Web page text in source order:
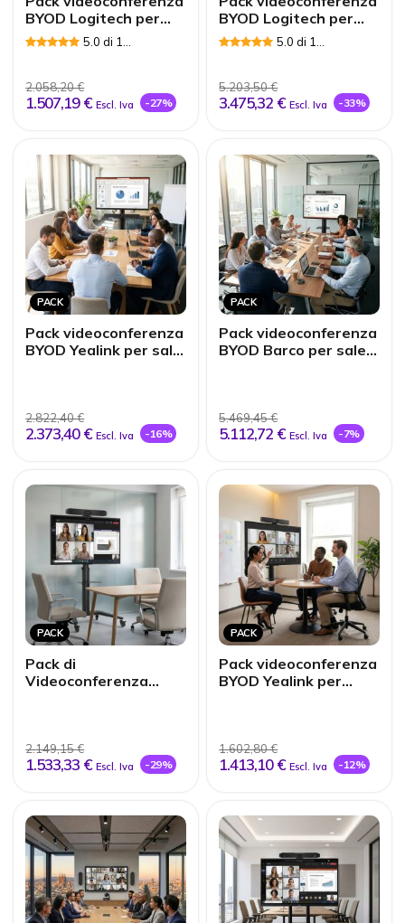
BYOD Logitech per
huddle room
5.0 di 1
2.058,20 €
1.507,19 € Escl. Iva -27%
BYOD Logitech per
sale di medie
dimensioni
5.0 di 1
5.203,50 €
3.475,32 € Escl. Iva -33%
PACK
Pack videoconferenza
BYOD Yealink per sale
2.822,40 €
2.373,40 € Escl. Iva -16%
PACK
Pack videoconferenza
BYOD Barco per sale
5.469,45 €
5.112,72 € Escl. Iva -7%
PACK
Pack di
Videoconferenza
2.149,15 €
1.533,33 € Escl. Iva -29%
PACK
Pack videoconferenza
BYOD Yealink per
1.602,80 €
1.413,10 € Escl. Iva -12%